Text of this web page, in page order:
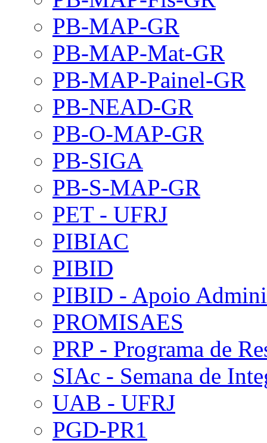
PB-MAP-GR
PB-MAP-Mat-GR
PB-MAP-Painel-GR
PB-NEAD-GR
PB-O-MAP-GR
PB-SIGA
PB-S-MAP-GR
PET - UFRJ
PIBIAC
PIBID
PIBID - Apoio
PROMISAES
PRP - Programa de
SIAc - Semana de
UAB - UFRJ
PGD-PR1